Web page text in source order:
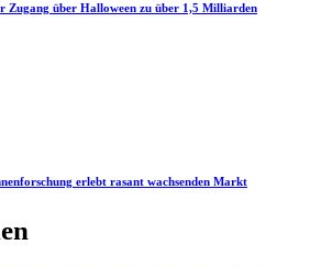
Zugang über Halloween zu über 1,5 Milliarden
erlebt rasant wachsenden Markt